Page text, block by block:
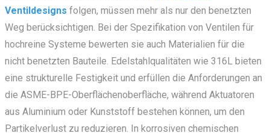
Ventildesigns folgen, müssen mehr als nur den benetzten
Weg berücksichtigen. Bei der Spezifikation von Ventilen für
hochreine Systeme bewerten sie auch Materialien für die
nicht benetzten Bauteile. Edelstahlqualitäten wie 316L bieten
eine strukturelle Festigkeit und erfüllen die Anforderungen an
die ASME-BPE-Oberflächenoberfläche, während Aktuatoren
aus Aluminium oder Kunststoff bestehen können, um den
Partikelverlust zu reduzieren. In korrosiven chemischen